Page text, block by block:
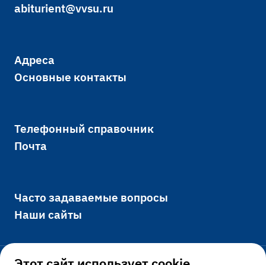
abiturient@vvsu.ru
Адреса
Основные контакты
Телефонный справочник
Почта
Часто задаваемые вопросы
Наши сайты